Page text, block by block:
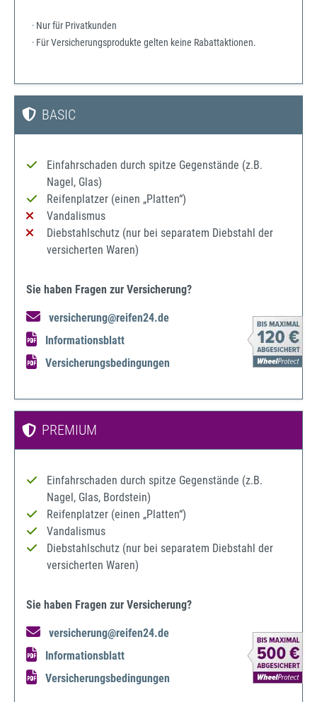
· Nur für Privatkunden
· Für Versicherungsprodukte gelten keine Rabattaktionen.
BASIC
Einfahrschaden durch spitze Gegenstände (z.B.
Nagel, Glas)
Reifenplatzer (einen „Platten“)
Vandalismus
Diebstahlschutz (nur bei separatem Diebstahl der
versicherten Waren)
Sie haben Fragen zur Versicherung?
versicherung@reifen24.de
Informationsblatt
Versicherungsbedingungen
PREMIUM
Einfahrschaden durch spitze Gegenstände (z.B.
Nagel, Glas, Bordstein)
Reifenplatzer (einen „Platten“)
Vandalismus
Diebstahlschutz (nur bei separatem Diebstahl der
versicherten Waren)
Sie haben Fragen zur Versicherung?
versicherung@reifen24.de
Informationsblatt
Versicherungsbedingungen